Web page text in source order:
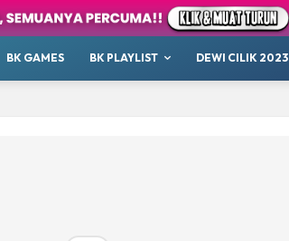
BK GAMES BK PLAYLIST DEWI CILIK 2023